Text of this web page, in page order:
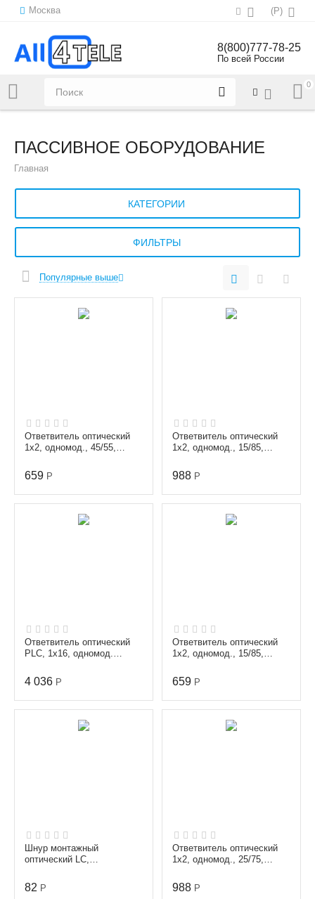
Москва (Р)
Напишите нам:sales@all4tele.com
8(800)777-78-25
По всей России
0
ПАССИВНОЕ ОБОРУДОВАНИЕ
Главная
КАТЕГОРИИ
ФИЛЬТРЫ
Популярные выше
Ответвитель оптический
1х2, одномод., 45/55,
mm, неоконцованный
659 Р
Ответвитель оптический
1х2, одномод., 15/85,
mm, SC/APC
988 Р
Ответвитель оптический
PLC, 1х16, одномод.
1260-1650 nm, 1 m, ...
4 036 Р
Ответвитель оптический
1х2, одномод., 15/85,
mm, неоконцованный
659 Р
Шнур монтажный
оптический LC,
мкм), диаметр 0.9 мм,
длина 1 м
82 Р
Ответвитель оптический
1х2, одномод., 25/75,
mm, SC/APC
988 Р